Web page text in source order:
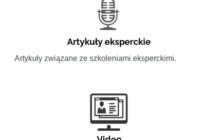
Artykuły eksperckie
Artykuły związane ze szkoleniami eksperckimi.